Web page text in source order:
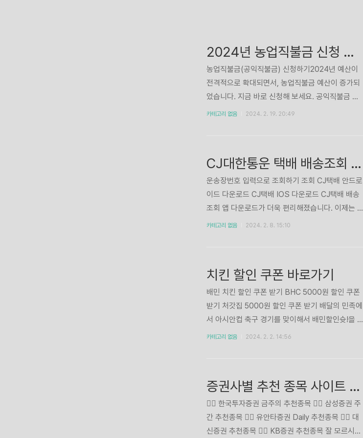
2024년 농업직불금 신청 안내 총정리
농업직불금(공익직불금) 신청하기2024년 예산이
전격적으로 확대되면서, 농업직불금 예산이 증가되
었습니다. 지금 바로 신청해 보세요. 공익직불금 신
청하기 👆🏻 농업직불금 계산하기농업직불금은 면적
니다. 내 직불금액 계산하기 👆🏻 농업직불금 자격 확
인하기농업직불금을 받기 위해서는 자격요건이 되
는지 확인은 필수입니다. 내가 농업직불금 지원받을
자격이 되는지 지금 바로 확인해 보세요. 공익직불금
카테고리 없음 2024. 2. 19. 20:49
CJ대한통운 택배 배송조회 앱 다운로드 바로가기
운송장번호 입력으로 조회하기 조회 CJ택배 안드로
이드 다운로드 CJ택배 IOS 다운로드 CJ택배 배송
조회 앱 다운로드가 더욱 편리해졌습니다. 이제는 회
원가입을 하지 않아도 핸드폰 번호만 인증하면 바로
물건을 언제 인수받았는지, 터미널에 도착했는지, 배
송기사의 정보까지 확인가능합니다. 더 자세한 문의
는 고객센터로 하면 된다고 합니다.
카테고리 없음 2024. 2. 8. 15:10
치킨 할인 쿠폰 바로가기
배민 치킨 할인 쿠폰 받기 BHC 5000원 할인 쿠폰
받기 처갓집 5000원 할인 쿠폰 받기 배달의 민족에
서 아시안컵 축구 경기를 맞이해서 배민할인슛!을 선
사합니다. 정답을 맞히면 1만원 당첨, 인기브랜드 치
적용 가능합니다. 치킨 할인 브랜드로는 BBQ, BH
C, 처갓집, kfc, 페리카나 치킨 등 많은 브랜드가 있
습니다. 모두 치킨 준비하시고 아시안컵 축구 경기
제대로 즐겨봅시다!
카테고리 없음 2024. 2. 2. 14:56
증권사별 추천 종목 사이트 모음 보러가기
👉🏻 한국투자증권 금주의 추천종목 👉🏻 삼성증권 주
간 추천종목 👉🏻 유안타증권 Daily 추천종목 👉🏻 대
신증권 추천종목 👉🏻 KB증권 추천종목 잘 모르시는